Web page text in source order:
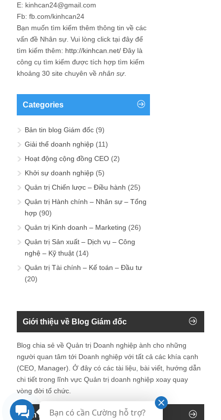
E: kinhcan24@gmail.com
Fb: fb.com/kinhcan24
Bạn muốn tìm kiếm thêm thông tin về các
vấn đề Nhân sự . Vui lòng click tại đây để
tìm kiếm thêm: http://kinhcan.net/ Đây là
công cụ tìm kiếm được tích hợp tìm kiếm
khoảng 30 site chuyên về nhân sự.
Categories
Bản tin blog Giám đốc (9)
Giải thể doanh nghiệp (11)
Hoạt động cộng đồng CEO (2)
Khởi sự doanh nghiệp (5)
Quản trị Chiến lược – Điều hành (25)
Quản trị Hành chính – Nhân sự – Tổng
hợp (90)
Quản trị Kinh doanh – Marketing (26)
Quản trị Sản xuất – Dịch vụ – Công
nghệ – Kỹ thuật (14)
Quản trị Tài chính – Kế toán – Đầu tư
(20)
Giới thiệu về Blog Giám đốc
Blog chia sẻ về Quản trị Doanh nghiệp ành cho những
người quan tâm tới Doanh nghiệp với tất cả các khía cạnh
(CEO, Manager). Ở đây có các tài liệu, bài viết, hướng dẫn
chi tiết trong lĩnh vực Quản trị doanh nghiệp xoay quay
vòng đời tổ chức.
Tìm kiếm trên blog
Bạn có cần Cường hỗ trợ?